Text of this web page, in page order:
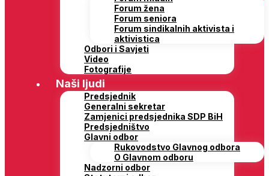
Forum žena
Forum seniora
Forum sindikalnih aktivista i
aktivistica
Odbori i Savjeti
Video
Fotografije
Naši ljudi
Predsjednik
Generalni sekretar
Zamjenici predsjednika SDP BiH
Predsjedništvo
Glavni odbor
Rukovodstvo Glavnog odbora
O Glavnom odboru
Nadzorni odbor